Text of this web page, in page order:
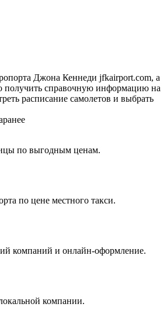
Джона Кеннеди jfkairport.com, а
получить справочную информацию на
расписание самолетов и выбрать
по выгодным ценам.
по цене местного такси.
компаний и онлайн-оформление.
компании.